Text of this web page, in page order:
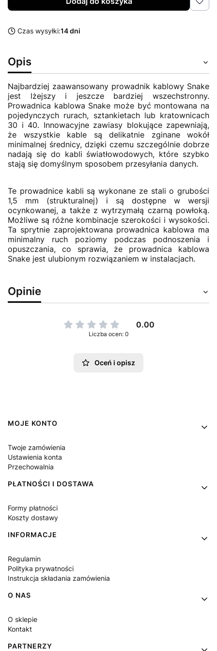
Czas wysyłki:14 dni
Opis
Najbardziej zaawansowany prowadnik kablowy Snake
jest lżejszy i jeszcze bardziej wszechstronny.
Prowadnica kablowa Snake może być montowana na
pojedynczych rurach, sztankietach lub kratownicach
30 i 40. Innowacyjne zawiasy blokujące zapewniają,
że wszystkie kable są delikatnie zginane wokół
minimalnej średnicy, dzięki czemu szczególnie dobrze
nadają się do kabli światłowodowych, które szybko
stają się domyślnym sposobem przesyłania danych.
Te prowadnice kabli są wykonane ze stali o grubości
1,5 mm (strukturalnej) i są dostępne w wersji
ocynkowanej, a także z wytrzymałą czarną powłoką.
Możliwe są różne kombinacje szerokości i wysokości.
Ta sprytnie zaprojektowana prowadnica kablowa ma
minimalny ruch poziomy podczas podnoszenia i
opuszczania, co sprawia, że prowadnica kablowa
Snake jest ulubionym rozwiązaniem w instalacjach.
Opinie
0.00
Liczba ocen: 0
Oceń i opisz
Linki w stopce
MOJE KONTO
Twoje zamówienia
Ustawienia konta
Przechowalnia
PŁATNOŚCI I DOSTAWA
Formy płatności
Koszty dostawy
INFORMACJE
Regulamin
Polityka prywatności
Instrukcja składania zamówienia
O NAS
O sklepie
Kontakt
PARTNERZY